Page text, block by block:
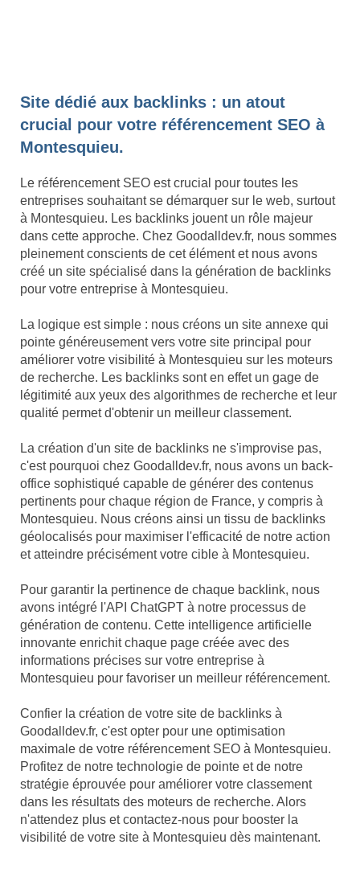
Site dédié aux backlinks : un atout
crucial pour votre référencement SEO à
Montesquieu.
Le référencement SEO est crucial pour toutes les
entreprises souhaitant se démarquer sur le web, surtout
à Montesquieu. Les backlinks jouent un rôle majeur
dans cette approche. Chez Goodalldev.fr, nous sommes
pleinement conscients de cet élément et nous avons
créé un site spécialisé dans la génération de backlinks
pour votre entreprise à Montesquieu.
La logique est simple : nous créons un site annexe qui
pointe généreusement vers votre site principal pour
améliorer votre visibilité à Montesquieu sur les moteurs
de recherche. Les backlinks sont en effet un gage de
légitimité aux yeux des algorithmes de recherche et leur
qualité permet d'obtenir un meilleur classement.
La création d'un site de backlinks ne s'improvise pas,
c'est pourquoi chez Goodalldev.fr, nous avons un back-
office sophistiqué capable de générer des contenus
pertinents pour chaque région de France, y compris à
Montesquieu. Nous créons ainsi un tissu de backlinks
géolocalisés pour maximiser l'efficacité de notre action
et atteindre précisément votre cible à Montesquieu.
Pour garantir la pertinence de chaque backlink, nous
avons intégré l'API ChatGPT à notre processus de
génération de contenu. Cette intelligence artificielle
innovante enrichit chaque page créée avec des
informations précises sur votre entreprise à
Montesquieu pour favoriser un meilleur référencement.
Confier la création de votre site de backlinks à
Goodalldev.fr, c'est opter pour une optimisation
maximale de votre référencement SEO à Montesquieu.
Profitez de notre technologie de pointe et de notre
stratégie éprouvée pour améliorer votre classement
dans les résultats des moteurs de recherche. Alors
n'attendez plus et contactez-nous pour booster la
visibilité de votre site à Montesquieu dès maintenant.